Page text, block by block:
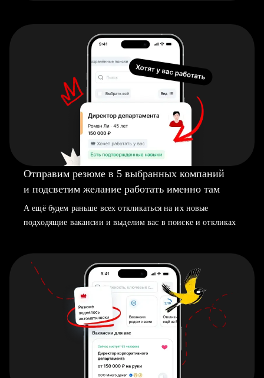
Отправим резюме в 5 выбранных компаний
и подсветим желание работать именно там
А ещё будем раньше всех откликаться на их новые
подходящие вакансии и выделим вас в поиске и откликах